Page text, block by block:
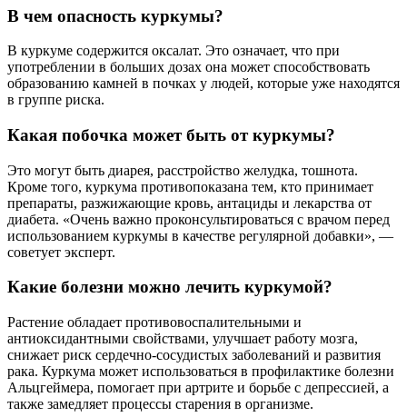
В чем опасность куркумы?
В куркуме содержится оксалат. Это означает, что при
употреблении в больших дозах она может способствовать
образованию камней в почках у людей, которые уже находятся
в группе риска.
Какая побочка может быть от куркумы?
Это могут быть диарея, расстройство желудка, тошнота.
Кроме того, куркума противопоказана тем, кто принимает
препараты, разжижающие кровь, антациды и лекарства от
диабета. «Очень важно проконсультироваться с врачом перед
использованием куркумы в качестве регулярной добавки», —
советует эксперт.
Какие болезни можно лечить куркумой?
Растение обладает противовоспалительными и
антиоксидантными свойствами, улучшает работу мозга,
снижает риск сердечно-сосудистых заболеваний и развития
рака. Куркума может использоваться в профилактике болезни
Альцгеймера, помогает при артрите и борьбе с депрессией, а
также замедляет процессы старения в организме.